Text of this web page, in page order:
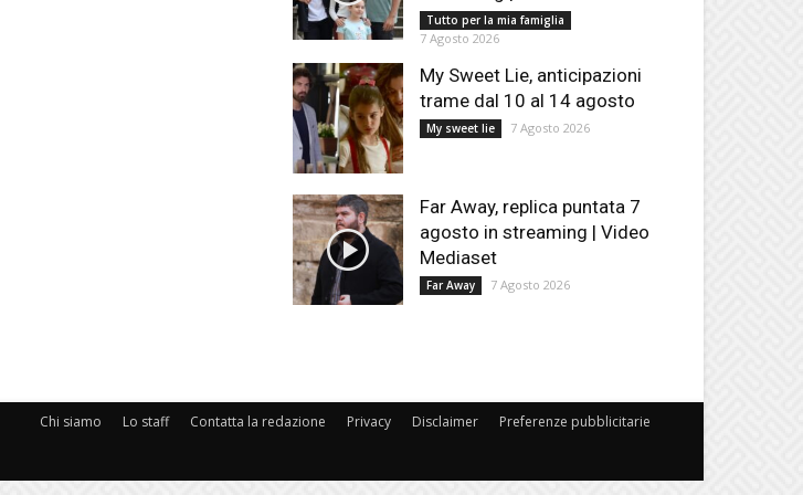
Tutto per la mia famiglia
7 Agosto 2026
My Sweet Lie, anticipazioni
trame dal 10 al 14 agosto
My sweet lie 7 Agosto 2026
Far Away, replica puntata 7
agosto in streaming | Video
Mediaset
Far Away 7 Agosto 2026
Chi siamo Lo staff Contatta la redazione Privacy Disclaimer Preferenze pubblicitarie